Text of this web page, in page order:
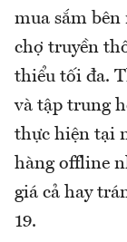
mua sắm
chợ truyền
thiểu tối đa.
và tập trung
thực hiện tại
hàng offline
giá cả hay
19.